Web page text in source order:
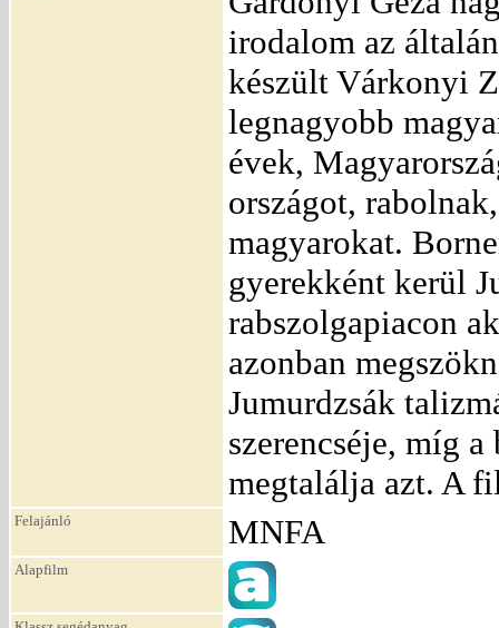
irodalom az
készült Várkonyi
legnagyobb
évek,
országot,
magyarokat.
gyerekként kerül
rabszolgapiacon
azonban
Jumurdzsák
szerencséje, míg
megtalálja azt. A
Felajánló MNFA
Alapfilm